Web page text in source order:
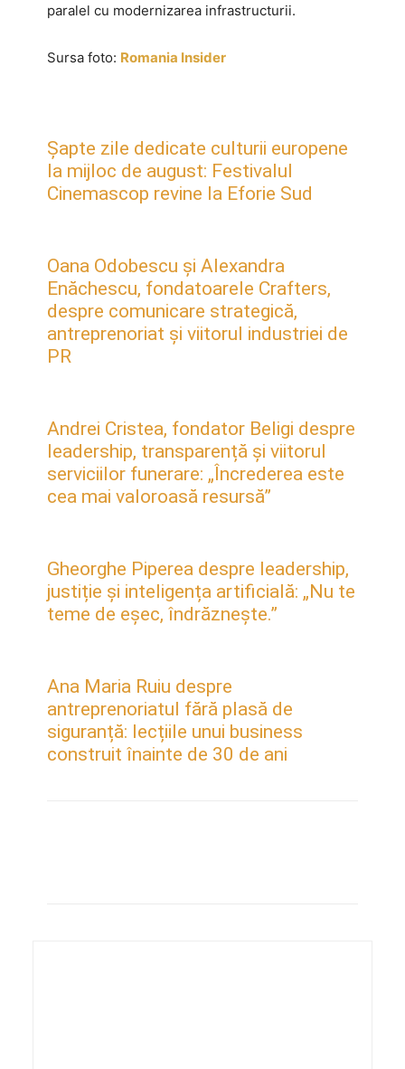
paralel cu modernizarea infrastructurii.
Sursa foto: Romania Insider
Șapte zile dedicate culturii europene
la mijloc de august: Festivalul
Cinemascop revine la Eforie Sud
Oana Odobescu și Alexandra
Enăchescu, fondatoarele Crafters,
despre comunicare strategică,
antreprenoriat și viitorul industriei de
PR
Andrei Cristea, fondator Beligi despre
leadership, transparență și viitorul
serviciilor funerare: „Încrederea este
cea mai valoroasă resursă”
Gheorghe Piperea despre leadership,
justiție și inteligența artificială: „Nu te
teme de eșec, îndrăznește.”
Ana Maria Ruiu despre
antreprenoriatul fără plasă de
siguranță: lecțiile unui business
construit înainte de 30 de ani